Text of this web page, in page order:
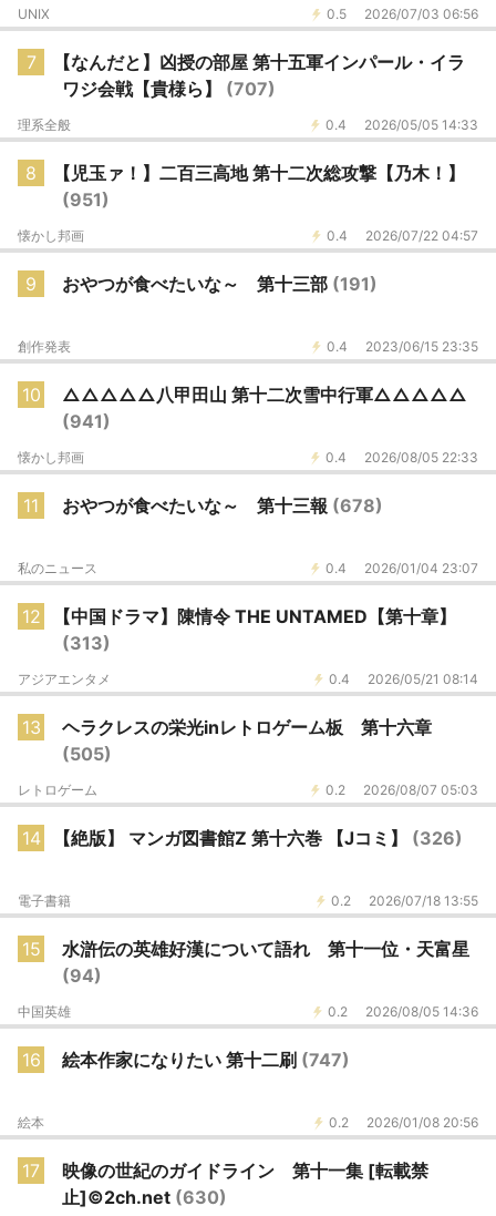
0.5 2026/07/03 06:56
UNIX
7
【なんだと】凶授の部屋 第十五軍インパール・イラ
ワジ会戦【貴様ら】 (707)
0.4 2026/05/05 14:33
理系全般
8
【児玉ァ！】二百三高地 第十二次総攻撃【乃木！】
(951)
0.4 2026/07/22 04:57
懐かし邦画
9 おやつが食べたいな～ 第十三部 (191)
0.4 2023/06/15 23:35
創作発表
10
△△△△△八甲田山 第十二次雪中行軍△△△△△
(941)
0.4 2026/08/05 22:33
懐かし邦画
11 おやつが食べたいな～ 第十三報 (678)
0.4 2026/01/04 23:07
私のニュース
12
【中国ドラマ】陳情令 THE UNTAMED【第十章】
(313)
0.4 2026/05/21 08:14
アジアエンタメ
13
ヘラクレスの栄光inレトロゲーム板 第十六章
(505)
0.2 2026/08/07 05:03
レトロゲーム
14 【絶版】 マンガ図書館Z 第十六巻 【Jコミ】 (326)
0.2 2026/07/18 13:55
電子書籍
15
水滸伝の英雄好漢について語れ 第十一位・天富星
(94)
0.2 2026/08/05 14:36
中国英雄
16 絵本作家になりたい 第十二刷 (747)
0.2 2026/01/08 20:56
絵本
17
映像の世紀のガイドライン 第十一集 [転載禁
止]©2ch.net (630)